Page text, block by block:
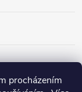
procházením